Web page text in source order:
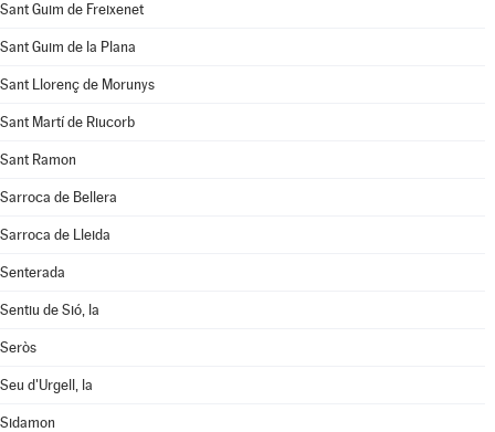
Sant Guim de Freixenet
Sant Guim de la Plana
Sant Llorenç de Morunys
Sant Martí de Riucorb
Sant Ramon
Sarroca de Bellera
Sarroca de Lleida
Senterada
Sentiu de Sió, la
Seròs
Seu d'Urgell, la
Sidamon